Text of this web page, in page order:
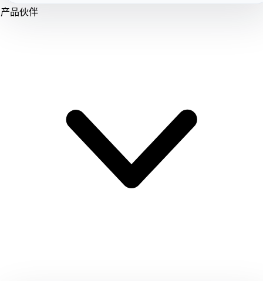
产品伙伴